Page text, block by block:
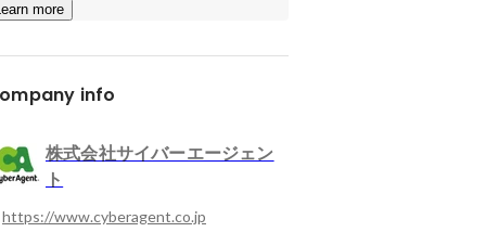
more
info
株式会社サイバーエージェン
ト
https://www.cyberagent.co.jp